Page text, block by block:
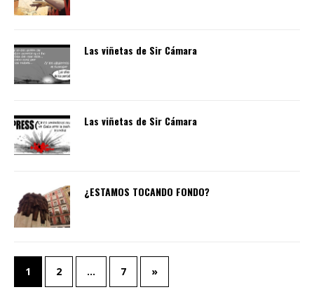
Las viñetas de Sir Cámara
Las viñetas de Sir Cámara
¿ESTAMOS TOCANDO FONDO?
1 2 … 7 »